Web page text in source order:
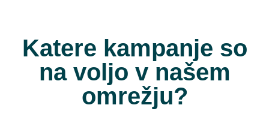
Katere kampanje so
na voljo v našem
omrežju?